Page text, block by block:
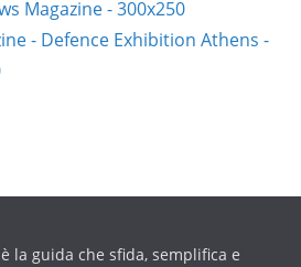
è la guida che sfida, semplifica e